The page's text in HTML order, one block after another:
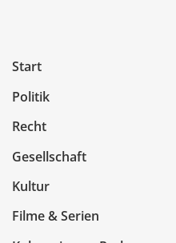
Start
Politik
Recht
Gesellschaft
Kultur
Filme & Serien